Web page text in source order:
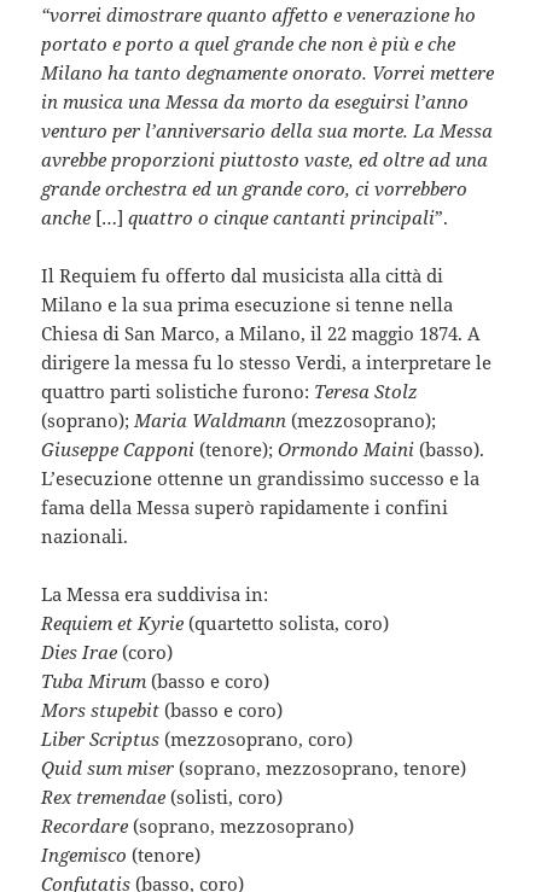
“vorrei dimostrare quanto affetto e venerazione ho
portato e porto a quel grande che non è più e che
Milano ha tanto degnamente onorato. Vorrei mettere
in musica una Messa da morto da eseguirsi l’anno
venturo per l’anniversario della sua morte. La Messa
avrebbe proporzioni piuttosto vaste, ed oltre ad una
grande orchestra ed un grande coro, ci vorrebbero
anche […]quattro o cinque cantanti principali”.
Il Requiem fu offerto dal musicista alla città di
Milano e la sua prima esecuzione si tenne nella
Chiesa di San Marco, a Milano, il 22 maggio 1874. A
dirigere la messa fu lo stesso Verdi, a interpretare le
quattro parti solistiche furono: Teresa Stolz
(soprano); Maria Waldmann (mezzosoprano);
Giuseppe Capponi (tenore);Ormondo Maini (basso).
L’esecuzione ottenne un grandissimo successo e la
fama della Messa superò rapidamente i confini
nazionali.
La Messa era suddivisa in:
Requiem et Kyrie (quartetto solista, coro)
Dies Irae (coro)
Tuba Mirum (basso e coro)
Mors stupebit (basso e coro)
Liber Scriptus (mezzosoprano, coro)
Quid sum miser (soprano, mezzosoprano, tenore)
Rex tremendae (solisti, coro)
Recordare(soprano, mezzosoprano)
Ingemisco(tenore)
Confutatis(basso, coro)